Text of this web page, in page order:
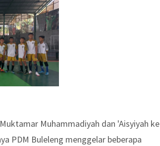
Muhammadiyah dan 'Aisyiyah ke
PDM Buleleng menggelar beberapa